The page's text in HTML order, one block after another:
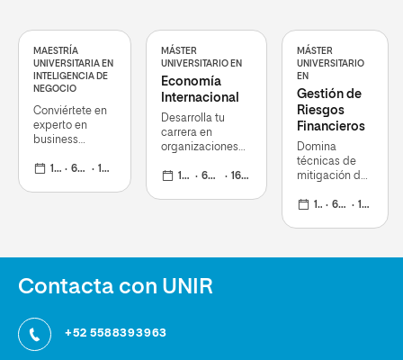
MAESTRÍA
UNIVERSITARIA EN
INTELIGENCIA DE
NEGOCIO
Conviértete en
experto en
business
domina todo el
1 curso 60 ECTS 16 mar 2026
MÁSTER
UNIVERSITARIO EN
Economía
Internacional
Desarrolla tu
carrera en
organizaciones
consultoras y
1 curso 60 ECTS 16 mar 2026
MÁSTER
UNIVERSITARIO
EN
Gestión de
Riesgos
Financieros
Domina
técnicas de
mitigación de
entidades
1 curso 60 ECTS 16 mar 2026
Contacta con UNIR
+52 5588393963